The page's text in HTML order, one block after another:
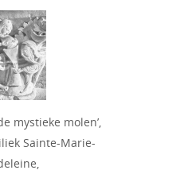
mystieke molen’,
Sainte-Marie-